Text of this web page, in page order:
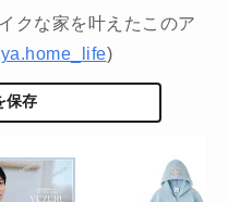
クな家を叶えたこのア
)
保存